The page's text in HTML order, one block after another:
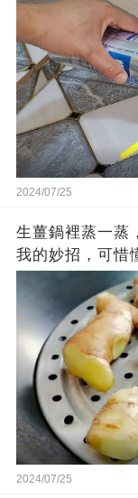
2024/07/25
生薑鍋裡蒸一蒸
我的妙招，可惜
2024/07/25